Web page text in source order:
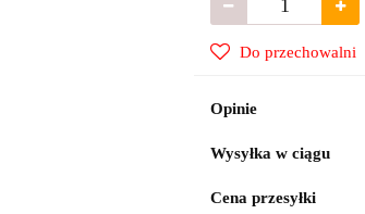
Do przechowalni
Opinie
Wysyłka w ciągu
Cena przesyłki